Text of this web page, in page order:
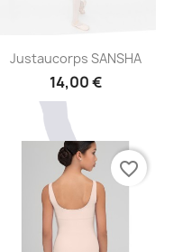
Aperçu rapide
Justaucorps SANSHA
14,00 €
favorite_border